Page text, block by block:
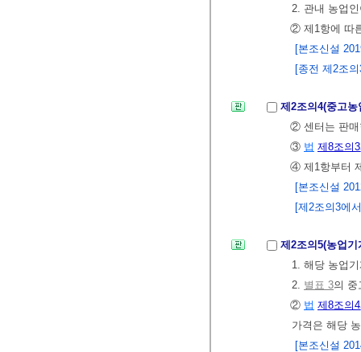
2. 관내 농업
② 제1항에 따
[본조신설
[종전 제2조
제2조의4(중고
② 센터는 판매
③ 법 제8조의3
④ 제1항부터
[본조신설
[제2조의3에
제2조의5(농업
1. 해당 농업
2. 별표 3의 중
② 법 제8조의4
가격은 해당
[본조신설